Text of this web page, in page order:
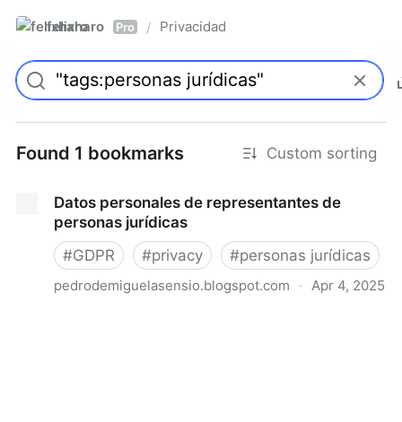
felixharo Pro / Privacidad
Found 1 bookmarks Custom sorting
Datos personales de representantes de
personas jurídicas
#GDPR #privacy #personas jurídicas
pedrodemiguelasensio.blogspot.com · Apr 4, 2025